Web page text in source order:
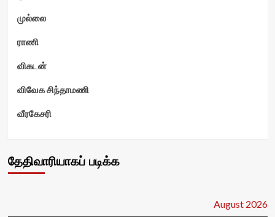
முல்லை
ராணி
விகடன்
விவேக சிந்தாமணி
வீரகேசரி
தேதிவாரியாகப் படிக்க
August 2026